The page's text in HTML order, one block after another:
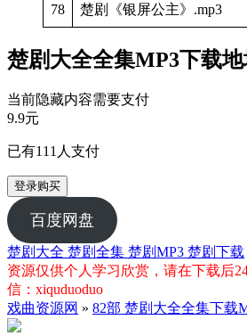
78 楚剧《银屏公主》.mp3
楚剧大全全集MP3下载
当前隐藏内容需要支付
9.9元
已有111人支付
登录购买
百度网盘
楚剧大全 楚剧全集 楚剧MP3 楚剧下载
资源仅供个人学习欣赏，请在下载后
信：xiquduoduo
戏曲资源网 » 82部 楚剧大全全集下载